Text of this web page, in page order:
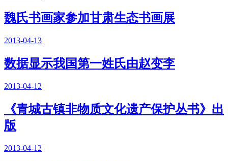
魏氏书画家参加甘肃生态书画展
2013-04-13
数据显示我国第一姓氏由赵变李
2013-04-12
《青城古镇非物质文化遗产保护丛书》出
版
2013-04-12